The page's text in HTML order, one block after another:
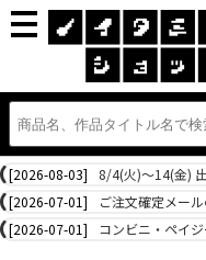
[2026-08-03]
8/4(火)～14(金)
[2026-07-01]
ご注文確定メー
[2026-07-01]
コンビニ・ペイ